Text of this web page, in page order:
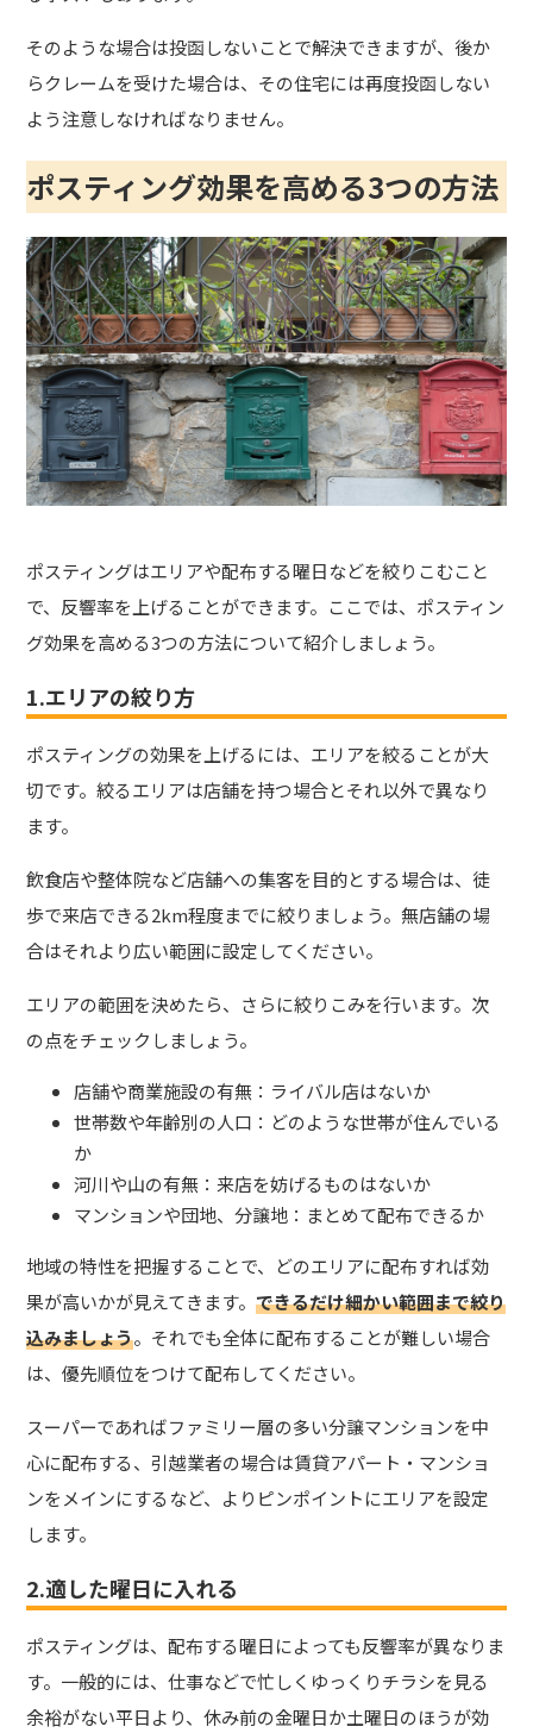
そのような場合は投函しないことで解決できますが、後か
らクレームを受けた場合は、その住宅には再度投函しない
よう注意しなければなりません。
ポスティング効果を高める3つの方法
ポスティングはエリアや配布する曜日などを絞りこむこと
で、反響率を上げることができます。ここでは、ポスティン
グ効果を高める3つの方法について紹介しましょう。
1.エリアの絞り方
ポスティングの効果を上げるには、エリアを絞ることが大
切です。絞るエリアは店舗を持つ場合とそれ以外で異なり
ます。
飲食店や整体院など店舗への集客を目的とする場合は、徒
歩で来店できる2km程度までに絞りましょう。無店舗の場
合はそれより広い範囲に設定してください。
エリアの範囲を決めたら、さらに絞りこみを行います。次
の点をチェックしましょう。
店舗や商業施設の有無 ：ライバル店はないか
世帯数や年齢別の人口 ：どのような世帯が住んでいる
か
河川や山の有無 ：来店を妨げるものはないか
マンションや団地、分譲地 ：まとめて配布できるか
地域の特性を把握することで、どのエリアに配布すれば効
果が高いかが見えてきます。できるだけ細かい範囲まで絞り
込みましょう。それでも全体に配布することが難しい場合
は、優先順位をつけて配布してください。
スーパーであればファミリー層の多い分譲マンションを中
心に配布する、引越業者の場合は賃貸アパート・マンショ
ンをメインにするなど、よりピンポイントにエリアを設定
します。
2.適した曜日に入れる
ポスティングは、配布する曜日によっても反響率が異なりま
す。一般的には、仕事などで忙しくゆっくりチラシを見る
余裕がない平日より、休み前の金曜日か土曜日のほうが効